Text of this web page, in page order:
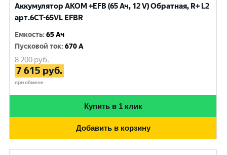
Аккумулятор AKOM +EFB (65 Ач, 12 V) Обратная, R+ L2
арт.6CT-65VL EFBR
Емкость:65 Ач
Пусковой ток:670 A
8 200руб.
7 615 руб.
при обмене
Купить в 1 клик
Добавить в корзину